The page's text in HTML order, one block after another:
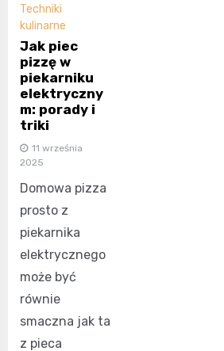
Techniki
kulinarne
Jak piec
pizzę w
piekarniku
elektryczny
m: porady i
triki
11 września
2025
Domowa pizza
prosto z
piekarnika
elektrycznego
może być
równie
smaczna jak ta
z pieca